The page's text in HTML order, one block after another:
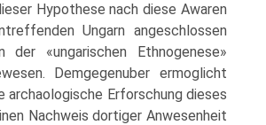
Hypothese nach diese Awaren
Ungarn angeschlossen
der «ungarischen Ethnogenese»
Demgegenuber ermoglicht
archaologische Erforschung dieses
Nachweis dortiger Anwesenheit